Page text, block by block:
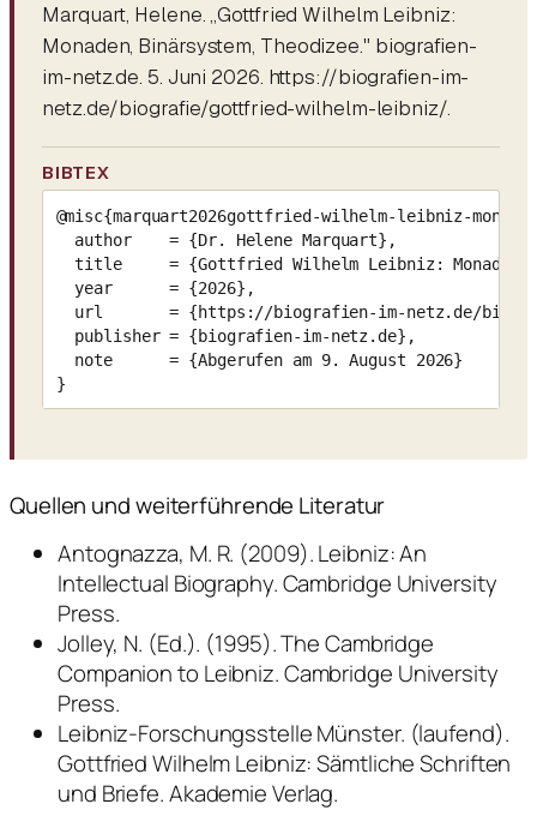
Marquart, Helene. „Gottfried Wilhelm Leibniz:
Monaden, Binärsystem, Theodizee." biografien-
im-netz.de. 5. Juni 2026. https://biografien-im-
netz.de/biografie/gottfried-wilhelm-leibniz/.
BIBTEX
@misc{marquart2026gottfried-wilhelm-leibniz-
  author    = {Dr. Helene Marquart},
title     = {Gottfried Wilhelm Leibniz:
  year      = {2026},
url       = {https://biografien-im-netz.de/
  publisher = {biografien-im-netz.de},
  note      = {Abgerufen am 9. August 2026}
}
Quellen und weiterführende Literatur
Antognazza, M. R. (2009). Leibniz: An
Intellectual Biography. Cambridge University
Press.
Jolley, N. (Ed.). (1995). The Cambridge
Companion to Leibniz. Cambridge University
Press.
Leibniz-Forschungsstelle Münster. (laufend).
Gottfried Wilhelm Leibniz: Sämtliche Schriften
und Briefe. Akademie Verlag.